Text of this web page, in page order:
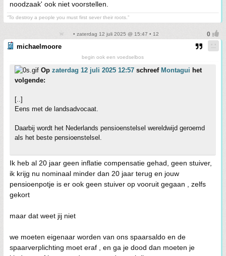
noodzaak' ook niet voorstellen.
“To destroy a people you must first sever their roots.”
• zaterdag 12 juli 2025 @ 15:47 • 12
michaelmoore
begin ook een voedselbos
Op zaterdag 12 juli 2025 12:57 schreef Montagui het
volgende:
[..]
Eens met de landsadvocaat.
Daarbij wordt het Nederlands pensioenstelsel wereldwijd geroemd
als het beste pensioenstelsel.
Ik heb al 20 jaar geen inflatie compensatie gehad, geen stuiver,
ik krijg nu nominaal minder dan 20 jaar terug en jouw
pensioenpotje is er ook geen stuiver op vooruit gegaan , zelfs
gekort
maar dat weet jij niet
we moeten eigenaar worden van ons spaarsaldo en de
spaarverplichting moet eraf , en ga je dood dan moeten je